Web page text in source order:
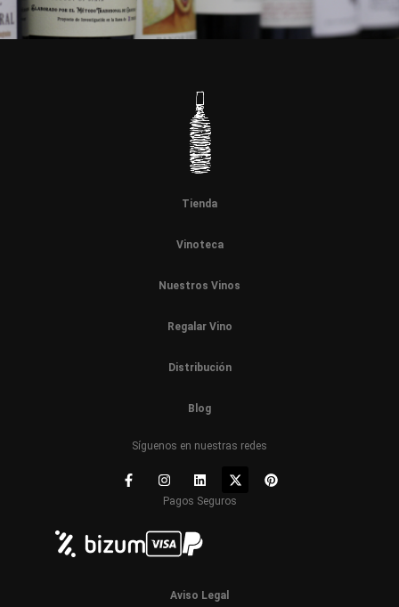
Tienda
Vinoteca
Nuestros Vinos
Regalar Vino
Distribución
Blog
Síguenos en nuestras redes
Pagos Seguros
Aviso Legal